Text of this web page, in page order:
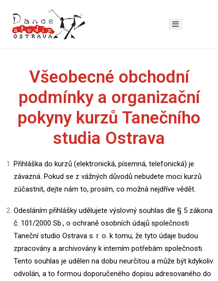
Všeobecné obchodní
podmínky a organizační
pokyny kurzů Tanečního
studia Ostrava
Přihláška do kurzů (elektronická, písemná, telefonická) je
závazná. Pokud se z vážných důvodů nebudete moci kurzů
zúčastnit, dejte nám to, prosím, co možná nejdříve vědět.
Odesláním přihlášky udělujete výslovný souhlas dle § 5 zákona
č. 101/2000 Sb., o ochraně osobních údajů společnosti
Taneční studio Ostrava s. r. o. k tomu, že tyto údaje budou
zpracovány a archivovány k interním potřebám společnosti.
Tento souhlas je udělen na dobu neurčitou a může být kdykoliv
odvolán, a to formou doporučeného dopisu adresovaného do